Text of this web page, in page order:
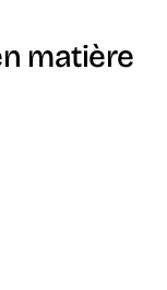
matière